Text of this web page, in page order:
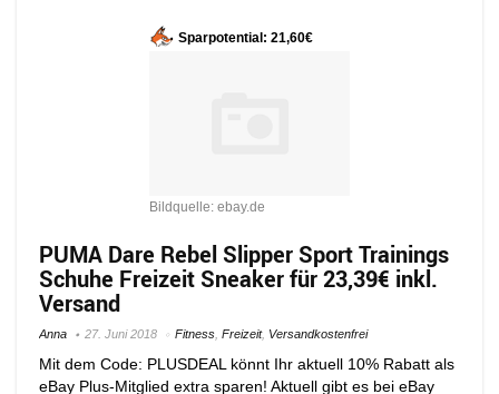
Sparpotential: 21,60€
Bildquelle: ebay.de
PUMA Dare Rebel Slipper Sport Trainings
Schuhe Freizeit Sneaker für 23,39€ inkl.
Versand
Anna 27. Juni 2018 Fitness Freizeit, Versandkostenfrei
Mit dem Code: PLUSDEAL könnt Ihr aktuell 10% Rabatt als
eBay Plus-Mitglied extra sparen! Aktuell gibt es bei eBay